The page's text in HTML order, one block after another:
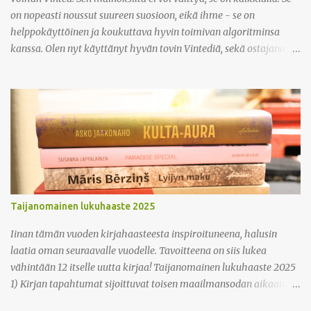
on nopeasti noussut suureen suosioon, eikä ihme - se on
helppokäyttöinen ja koukuttava hyvin toimivan algoritminsa
kanssa. Olen nyt käyttänyt hyvän tovin Vintediä, sekä ostajana
kirpputorialusta, jonka kautta on kätevä etsiä ja löytää aivan
kaikenlaista vaatteista kodintarvikkeisiin. Vaikka Vintediä pääsee
selaamaan ilman rekisteröitymistäkin, täytyy ostaessa ja
myydessä olla kirjautuneena sisään. Aloita siis
rekisteröitymisestä! Vinted toimii sujuvasti sekä selaimella että
sovelluksessa, olitpa sitten ostohousut jalassa tai myymässä itse.
Ostajana oma viimeaikainen huippulöytöni: farkkutakki H&M
Divided (10e) Löysin tuotteen jonka haluan ostaa, miten pitää
toimia? Kun ostaja löytää tuotteen jonka haluaa ostaa, hän
klikkaa 'Osta nyt', täyttää/tarkistaa tietonsa ja suorittaa mak...
Taijanomainen lukuhaaste 2025
Iinan tämän vuoden kirjahaasteesta inspiroituneena, halusin
laatia oman seuraavalle vuodelle. Tavoitteena on siis lukea
vähintään 12 itselle uutta kirjaa! Taijanomainen lukuhaaste 2025
1) Kirjan tapahtumat sijoittuvat toisen maailmansodan aikaan 2)